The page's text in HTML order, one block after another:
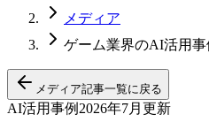
メディア
ゲーム業界のAI活用事
メディア記事一覧に戻る
AI活用事例 2026年7月更新